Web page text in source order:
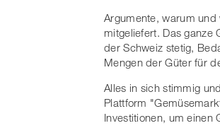
Argumente, warum
mitgeliefert. Das ganze
der Schweiz stetig,
Mengen der Güter für
Alles in sich stimmig
Plattform
Investitionen, um einen